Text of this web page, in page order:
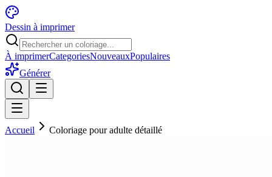
Dessin à imprimer
À imprimerCategoriesNouveauxPopulaires
Générer
Accueil Coloriage pour adulte détaillé